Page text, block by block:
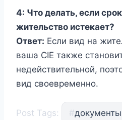
4: Что делать, если
жительство истекает?
Ответ: Если вид на
ваша CIE также
недействительной,
вид своевременно.
Post Tags: #документы